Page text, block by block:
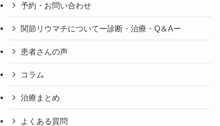
予約・お問い合わせ
関節リウマチについてー診断・治療・Q＆Aー
患者さんの声
コラム
治療まとめ
よくある質問